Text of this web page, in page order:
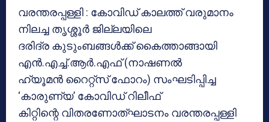
വരന്തരപ്പള്ളി : കോവിഡ് കാലത്ത് വരുമാനം
നിലച്ച തൃശ്ശൂര്‍ ജില്ലയിലെ
ദരിദ്ര കുടുംബങ്ങള്‍ക്ക് കൈത്താങ്ങായി
എന്‍.എച്ച്.ആര്‍.എഫ് (നാഷണല്‍
ഹ്യൂമന്‍ റൈറ്റ്‌സ് ഫോറം) സംഘടിപ്പിച്ച
‘കാരുണ്യ’ കോവിഡ് റിലീഫ്
കിറ്റിന്റെ വിതരണോത്ഘാടനം വരന്തരപ്പള്ളി